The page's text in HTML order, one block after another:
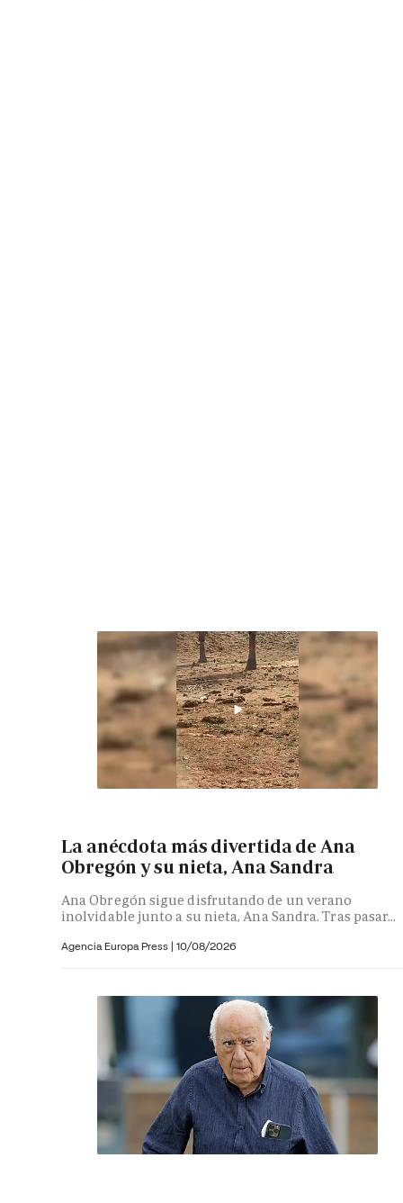
La anécdota más divertida de Ana
Obregón y su nieta, Ana Sandra
Ana Obregón sigue disfrutando de un verano
inolvidable junto a su nieta, Ana Sandra. Tras pasar...
Agencia Europa Press | 10/08/2026